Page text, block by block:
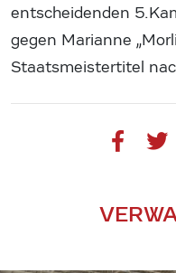
entscheidenden
gegen Marianne
Staatsmeistertitel